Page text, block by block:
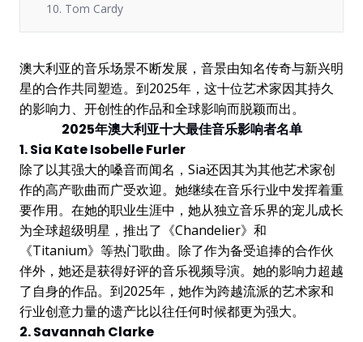
10. Tom Cardy
澳大利亚的音乐场景不断发展，音景由知名传奇与新兴明
星的合作共同塑造。到2025年，这十位艺术家因其持久
的影响力、开创性的作品和全球影响而脱颖而出。
2025年澳大利亚十大最佳音乐影响者名单
1. Sia Kate Isobelle Furler
除了以其强大的嗓音而闻名，Sia还因其为其他艺术家创
作的高产歌曲而广受欢迎。她继续在音乐行业中发挥着重
要作用。在她的职业生涯中，她从独立音乐界的宠儿成长
为全球超级明星，推出了《Chandelier》和
《Titanium》等热门歌曲。除了作为备受追捧的合作伙
伴外，她还是获得好评的音乐视频导演。她的影响力超越
了自身的作品。到2025年，她作为跨越流派的艺术家和
行业创意力量的遗产比以往任何时候都更为强大。
2. Savannah Clarke